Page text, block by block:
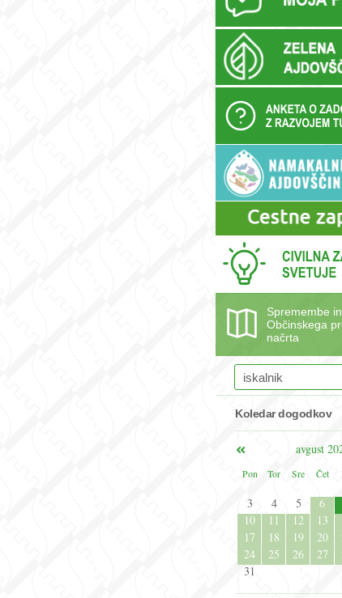
Spremembe
Občinskega
načrta
Koledar dogodkov
avgust
Pon
Tor Sre Čet
3
4 5 6
10
11 12 13
17
18 19 20
24
25 26 27
31